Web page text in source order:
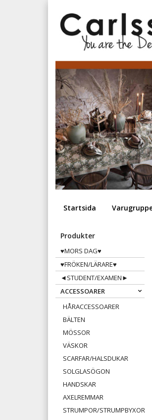
Startsida
Produkter
♥MORS DAG♥
♥FRÖKEN/LÄRARE♥
◄STUDENT/EXAMEN►
ACCESSOARER
HÅRACCESSOARER
BÄLTEN
MÖSSOR
VÄSKOR
SCARFAR/HALSDUKAR
SOLGLASÖGON
HANDSKAR
AXELREMMAR
STRUMPOR/STRUMPBYXOR